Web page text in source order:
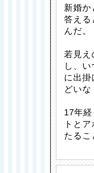
新婚
答える
んだ。
若見え
し、
に出
どいな
17年
トと
たるこ